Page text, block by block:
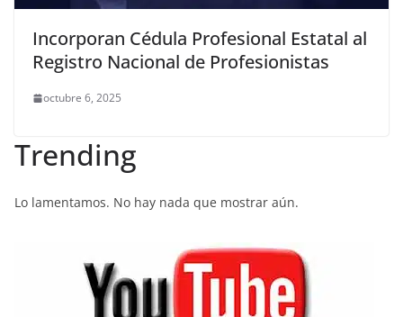
Incorporan Cédula Profesional Estatal al
Registro Nacional de Profesionistas
octubre 6, 2025
Trending
Lo lamentamos. No hay nada que mostrar aún.